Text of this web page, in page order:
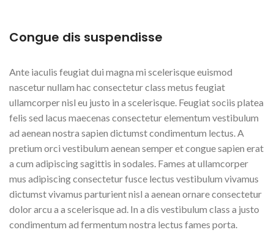
Congue dis suspendisse
Ante iaculis feugiat dui magna mi scelerisque euismod
nascetur nullam hac consectetur class metus feugiat
ullamcorper nisl eu justo in a scelerisque. Feugiat sociis platea
felis sed lacus maecenas consectetur elementum vestibulum
ad aenean nostra sapien dictumst condimentum lectus. A
pretium orci vestibulum aenean semper et congue sapien erat
a cum adipiscing sagittis in sodales. Fames at ullamcorper
mus adipiscing consectetur fusce lectus vestibulum vivamus
dictumst vivamus parturient nisl a aenean ornare consectetur
dolor arcu a a scelerisque ad. In a dis vestibulum class a justo
condimentum ad fermentum nostra lectus fames porta.